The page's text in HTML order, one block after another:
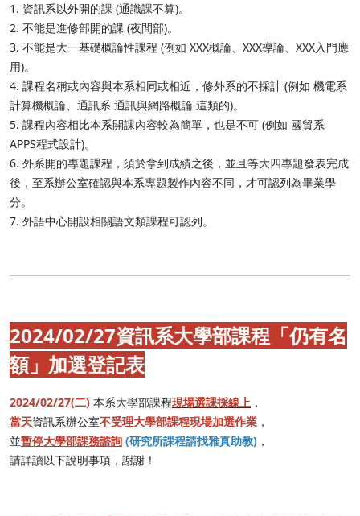
1. 資訊系以外開的課 (通識課不算)。
2. 不能是進修部開的課 (夜間部)。
3. 不能是大一基礎概論性課程 (例如 XXX概論、XXX導論、XXX入門應
用)。
4. 課程名稱或內容與本系相同或相近，修外系的不採計 (例如 機電系
計算機概論、通訊系 通訊與網路概論 這類的)。
5. 課程內容相比本系開課內容較為簡單，也是不可 (例如 國貿系
APPS程式設計)。
6. 外系開的專題課程，須於拿到成績之後，並且等大四專題發表完成
後，至系辦公室確認與本系專題製作內容不同，才可認列為畢業學
分。
7. 外語中心開設相關語文類課程可認列。
2024/02/27資訊系大學部課程「仍有名
額」加選登記表
2024/02/27(二) 本系大學部課程現場選課採線上 ，
當天資訊系辦公室不受理大學部課程現場加選作業 ，
並暫停大學部課務諮詢 (研究所課程請找雅真助教) ，
請詳讀以下說明事項，謝謝！